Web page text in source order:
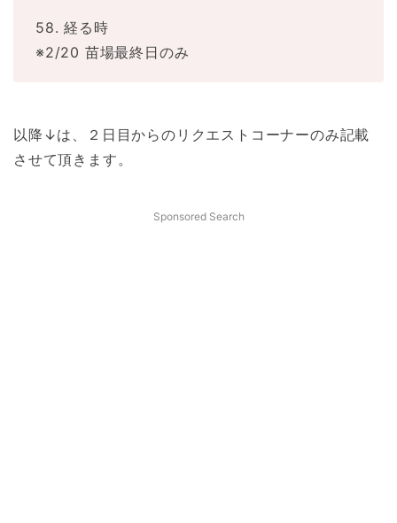
58. 経る時
※2/20 苗場最終日のみ
以降↓は、２日目からのリクエストコーナーのみ記載
させて頂きます。
Sponsored Search